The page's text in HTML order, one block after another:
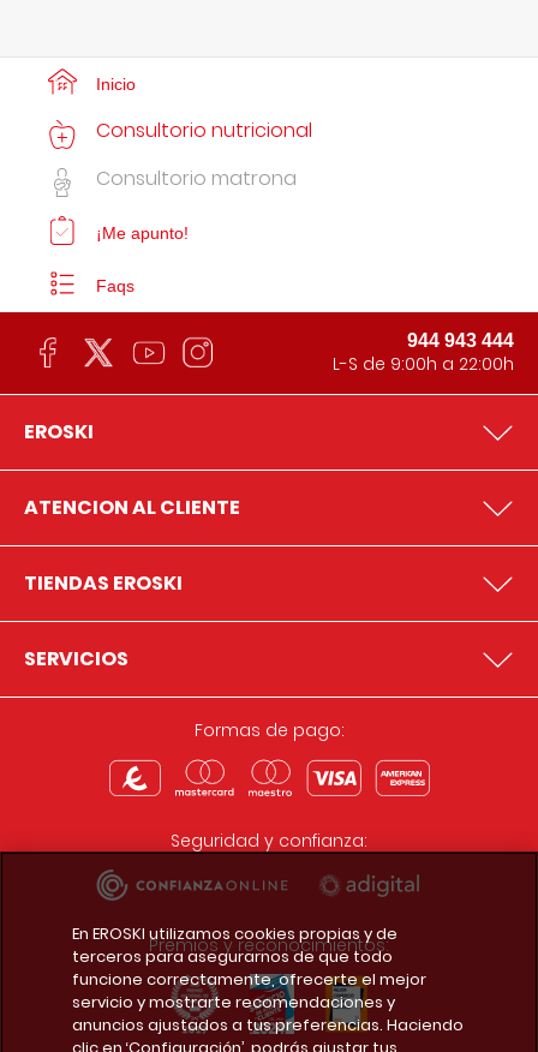
Inicio
Consultorio nutricional
Consultorio matrona
¡Me apunto!
Faqs
944 943 444
L-S de 9:00h a 22:00h
EROSKI
ATENCION AL CLIENTE
TIENDAS EROSKI
SERVICIOS
Formas de pago:
Seguridad y confianza:
Premios y reconocimientos:
En EROSKI utilizamos cookies propias y de
terceros para asegurarnos de que todo
funcione correctamente, ofrecerte el mejor
servicio y mostrarte recomendaciones y
anuncios ajustados a tus preferencias. Haciendo
clic en ‘Configuración’, podrás ajustar tus